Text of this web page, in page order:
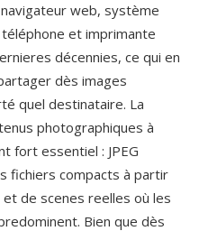
web, système
et imprimante
décennies, ce qui en
dès images
quel destinataire. La
photographiques à
fort essentiel : JPEG
fichiers compacts à partir
de scenes reelles où les
Bien que dès